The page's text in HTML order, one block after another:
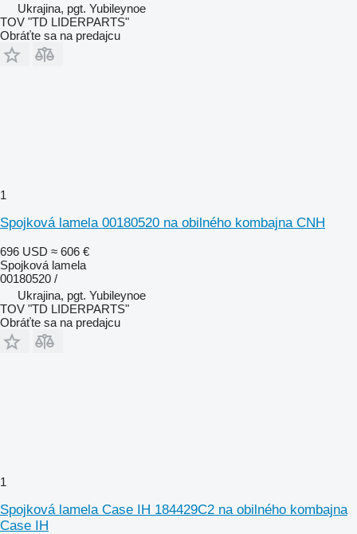
Ukrajina, pgt. Yubileynoe
TOV "TD LIDERPARTS"
Obráťte sa na predajcu
1
Spojková lamela 00180520 na obilného kombajna CNH
696 USD ≈ 606 €
Spojková lamela
00180520 /
Ukrajina, pgt. Yubileynoe
TOV "TD LIDERPARTS"
Obráťte sa na predajcu
1
Spojková lamela Case IH 184429C2 na obilného kombajna
Case IH